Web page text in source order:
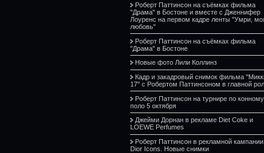
Роберт Паттинсон на съёмках фильма
"Драма" в Бостоне и вместе с Дженнифер
Лоуренс на первом кадре ленты "Умри,
любовь"
Роберт Паттинсон на съёмках фильма
"Драма" в Бостоне
Новые фото Лили Коллинз
Кадр и закадровый снимок фильма
17" с Робертом Паттинсоном в главной
Роберт Паттинсон на турнире по конному
поло 5 октября
Джейми Дорнан в рекламе Diet Coke и
LOEWE Perfumes
Роберт Паттинсон в рекламной кампании
Dior Icons. Новые снимки